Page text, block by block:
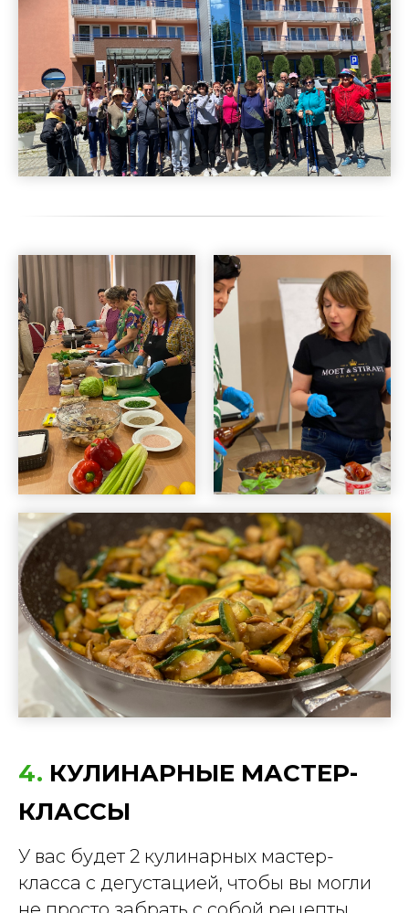
4. КУЛИНАРНЫЕ МАСТЕР-
КЛАССЫ
У вас будет 2 кулинарных мастер-
класса с дегустацией, чтобы вы могли